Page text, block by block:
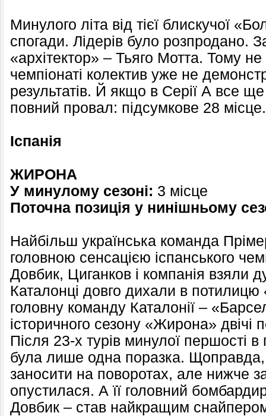
Минулого літа від тієї блискучої
спогади. Лідерів було розпродано.
«архітектор» – Тьяго Мотта. Тому
чемпіонаті колектив уже не
результатів. Й якщо в Серії А все
повний провал: підсумкове 28 місце.
Іспанія
ЖИРОНА
У минулому сезоні: 3 місце
Поточна позиція у нинішньому
Найбільш українська команда
головною сенсацією іспанського
Довбик, Циганков і компанія взяли
Каталонці довго дихали в потилицю
головну команду Каталонії –
історичного сезону «Жирона» двічі
Після 23-х турів минулої першості
була лише одна поразка.
заносити на поворотах, але нижче
опустилася. А її головний
Довбик – став найкращим